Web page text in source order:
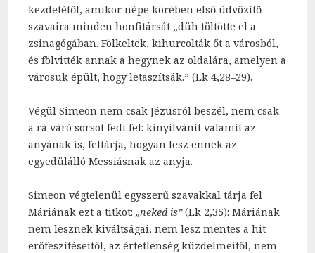
kezdetétől, amikor népe körében első üdvözítő
szavaira minden honfitársát „düh töltötte el a
zsinagógában. Fölkeltek, kihurcolták őt a városból,
és fölvitték annak a hegynek az oldalára, amelyen a
városuk épült, hogy letaszítsák.” (Lk 4,28–29).
Végül Simeon nem csak Jézusról beszél, nem csak
a rá váró sorsot fedi fel: kinyilvánít valamit az
anyának is, feltárja, hogyan lesz ennek az
egyedülálló Messiásnak az anyja.
Simeon végtelenül egyszerű szavakkal tárja fel
Máriának ezt a titkot: „neked is”(Lk 2,35): Máriának
nem lesznek kiváltságai, nem lesz mentes a hit
erőfeszítéseitől, az értetlenség küzdelmeitől, nem